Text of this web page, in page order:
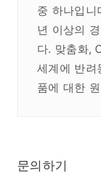
중 하나입니
년 이상의
다. 맞춤화,
세계에 반려
품에 대한
문의하기